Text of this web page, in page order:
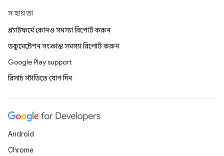
সহায়তা
প্ল্যাটফর্মে কোনও সমস্যা রিপোর্ট করুন
ডকুমেন্টেশন সংক্রান্ত সমস্যা রিপোর্ট করুন
Google Play support
রিসার্চ স্টাডিতে যোগ দিন
Android
Chrome